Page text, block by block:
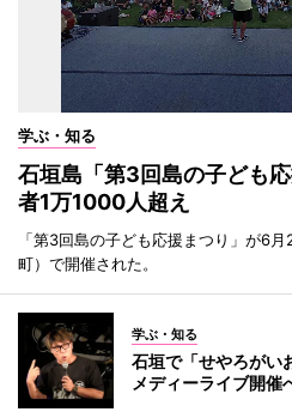
学ぶ・知る
石垣島「第3回島の子ども
者1万1000人超え
「第3回島の子ども応援まつり」が6
町）で開催された。
学ぶ・知る
石垣で「せやろがい
メディーライブ開催